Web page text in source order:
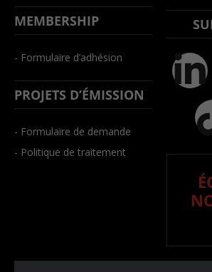
MEMBERSHIP
- Formulaire d’adhésion
PROJETS D’ÉMISSION
- Formulaire de demande
- Politique de traitement